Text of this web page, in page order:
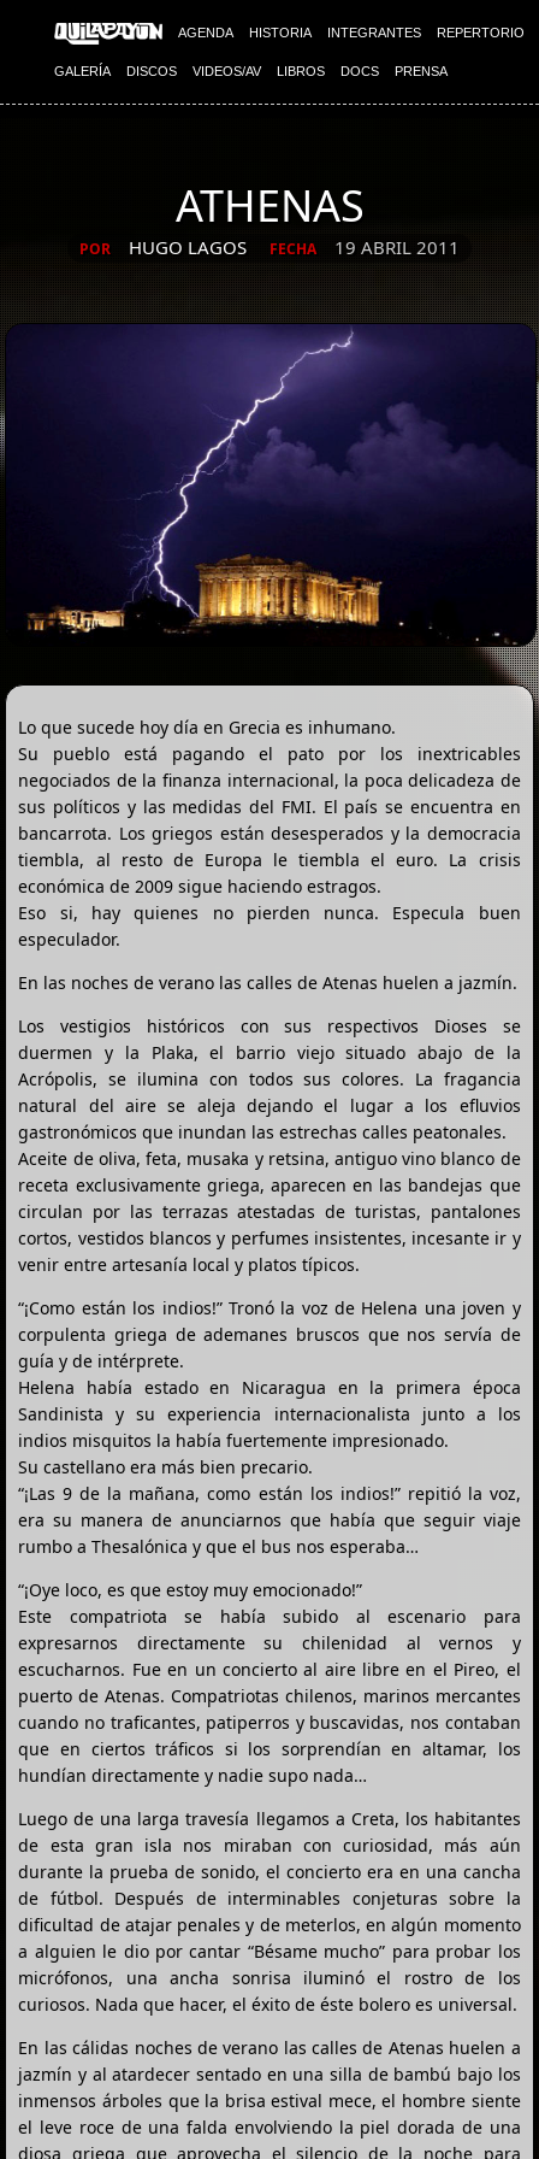
AGENDA HISTORIA INTEGRANTES REPERTORIO
GALERÍA DISCOS VIDEOS/AV LIBROS DOCS PRENSA
ATHENAS
POR HUGO LAGOS FECHA 19 ABRIL 2011
Lo que sucede hoy día en Grecia es inhumano.
Su pueblo está pagando el pato por los inextricables
negociados de la finanza internacional, la poca delicadeza de
sus políticos y las medidas del FMI. El país se encuentra en
bancarrota. Los griegos están desesperados y la democracia
tiembla, al resto de Europa le tiembla el euro. La crisis
económica de 2009 sigue haciendo estragos.
Eso si, hay quienes no pierden nunca. Especula buen
especulador.
En las noches de verano las calles de Atenas huelen a jazmín.
Los vestigios históricos con sus respectivos Dioses se
duermen y la Plaka, el barrio viejo situado abajo de la
Acrópolis, se ilumina con todos sus colores. La fragancia
natural del aire se aleja dejando el lugar a los efluvios
gastronómicos que inundan las estrechas calles peatonales.
Aceite de oliva, feta, musaka y retsina, antiguo vino blanco de
receta exclusivamente griega, aparecen en las bandejas que
circulan por las terrazas atestadas de turistas, pantalones
cortos, vestidos blancos y perfumes insistentes, incesante ir y
venir entre artesanía local y platos típicos.
“¡Como están los indios!” Tronó la voz de Helena una joven y
corpulenta griega de ademanes bruscos que nos servía de
guía y de intérprete.
Helena había estado en Nicaragua en la primera época
Sandinista y su experiencia internacionalista junto a los
indios misquitos la había fuertemente impresionado.
Su castellano era más bien precario.
“¡Las 9 de la mañana, como están los indios!” repitió la voz,
era su manera de anunciarnos que había que seguir viaje
rumbo a Thesalónica y que el bus nos esperaba…
“¡Oye loco, es que estoy muy emocionado!”
Este compatriota se había subido al escenario para
expresarnos directamente su chilenidad al vernos y
escucharnos. Fue en un concierto al aire libre en el Pireo, el
puerto de Atenas. Compatriotas chilenos, marinos mercantes
cuando no traficantes, patiperros y buscavidas, nos contaban
que en ciertos tráficos si los sorprendían en altamar, los
hundían directamente y nadie supo nada…
Luego de una larga travesía llegamos a Creta, los habitantes
de esta gran isla nos miraban con curiosidad, más aún
durante la prueba de sonido, el concierto era en una cancha
de fútbol. Después de interminables conjeturas sobre la
dificultad de atajar penales y de meterlos, en algún momento
a alguien le dio por cantar “Bésame mucho” para probar los
micrófonos, una ancha sonrisa iluminó el rostro de los
curiosos. Nada que hacer, el éxito de éste bolero es universal.
En las cálidas noches de verano las calles de Atenas huelen a
jazmín y al atardecer sentado en una silla de bambú bajo los
inmensos árboles que la brisa estival mece, el hombre siente
el leve roce de una falda envolviendo la piel dorada de una
diosa griega que aprovecha el silencio de la noche para